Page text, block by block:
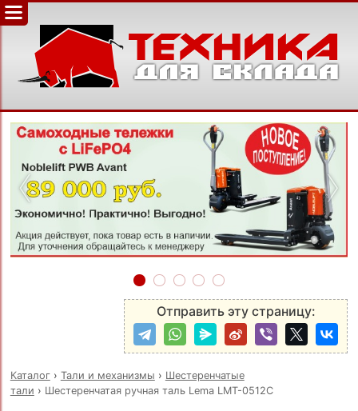
‹ ›
Отправить эту страницу:
Каталог› Тали и механизмы › Шестеренчатые
тали › Шестеренчатая ручная таль Lema LMT-0512C